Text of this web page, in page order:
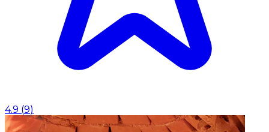
4.9 (9)